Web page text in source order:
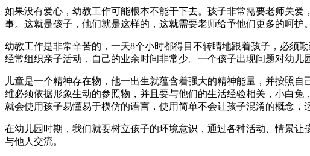
如果没有爱心，幼教工作可能根本不能干下去。孩子非常需要老师关
事。这就是孩子，他们就是这样的，这就需要老师给予他们更多的呵护。
幼教工作是非常辛苦的，一天8个小时都得目不转睛地跟着孩子，必须
经常组织亲子活动，自己的业余时间非常少。一个孩子出现问题对幼儿
儿童是一个精神存在物，他一出生就蕴含着强大的精神能量，并按照
维必须依据形象生动的参照物，并且要与他们的生活经验相关，小白
就会使用孩子易懂易于模仿的语言，使用简单不会让孩子混淆的概念，
在幼儿园时期，我们就要树立孩子的环境意识，通过各种活动、情景
与他人交流。